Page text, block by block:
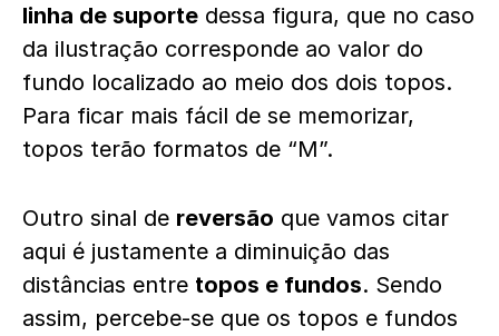
linha de suporte dessa figura, que no caso
da ilustração corresponde ao valor do
fundo localizado ao meio dos dois topos.
Para ficar mais fácil de se memorizar,
topos terão formatos de “M”.
Outro sinal de reversão que vamos citar
aqui é justamente a diminuição das
distâncias entre topos e fundos. Sendo
assim, percebe-se que os topos e fundos